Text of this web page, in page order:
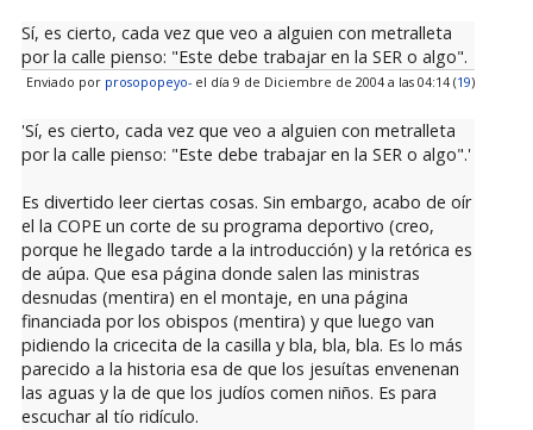
Sí, es cierto, cada vez que veo a alguien con metralleta
por la calle pienso: "Este debe trabajar en la SER o algo".
Enviado por prosopopeyo-el día 9 de Diciembre de 2004 a las 04:14 (19)
'Sí, es cierto, cada vez que veo a alguien con metralleta
por la calle pienso: "Este debe trabajar en la SER o algo".'
Es divertido leer ciertas cosas. Sin embargo, acabo de oír
el la COPE un corte de su programa deportivo (creo,
porque he llegado tarde a la introducción) y la retórica es
de aúpa. Que esa página donde salen las ministras
desnudas (mentira) en el montaje, en una página
financiada por los obispos (mentira) y que luego van
pidiendo la cricecita de la casilla y bla, bla, bla. Es lo más
parecido a la historia esa de que los jesuítas envenenan
las aguas y la de que los judíos comen niños. Es para
escuchar al tío ridículo.